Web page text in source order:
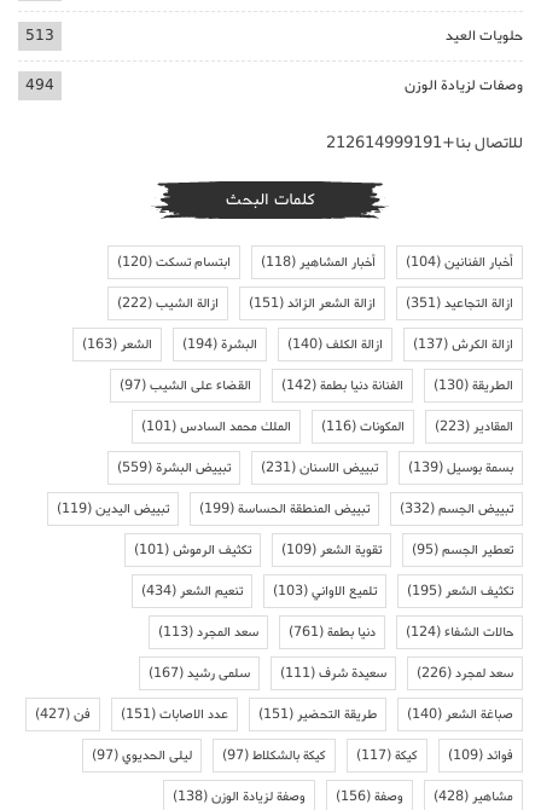
حلويات العيد 513
وصفات لزيادة الوزن 494
للاتصال بنا+212614999191
كلمات البحث
أخبار الفنانين(104) أخبار المشاهير(118) ابتسام تسكت(120)
ازالة التجاعيد(351) ازالة الشعر الزائد(151) ازالة الشيب(222)
ازالة الكرش(137) ازالة الكلف(140) البشرة(194) الشعر(163)
الطريقة(130) الفنانة دنيا بطمة(142) القضاء على الشيب(97)
المقادير(223) المكونات(116) الملك محمد السادس(101)
بسمة بوسيل(139) تبييض الاسنان(231) تبييض البشرة(559)
تبييض الجسم(332) تبييض المنطقة الحساسة(199) تبييض اليدين(119)
تعطير الجسم(95) تقوية الشعر(109) تكثيف الرموش(101)
تكثيف الشعر(195) تلميع الاواني(103) تنعيم الشعر(434)
حالات الشفاء(124) دنيا بطمة(761) سعد المجرد(113)
سعد لمجرد(226) سعيدة شرف(111) سلمى رشيد(167)
صباغة الشعر(140) طريقة التحضير(151) عدد الاصابات(151) فن(427)
فوائد(109) كيكة(117) كيكة بالشكلاط(97) ليلى الحديوي(97)
مشاهير(428) وصفة(156) وصفة لزيادة الوزن(138)